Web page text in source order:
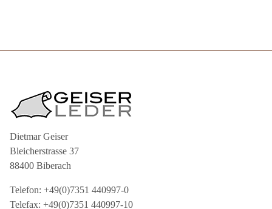
Dietmar Geiser
Bleicherstrasse 37
88400 Biberach
Telefon: +49(0)7351 440997-0
Telefax: +49(0)7351 440997-10